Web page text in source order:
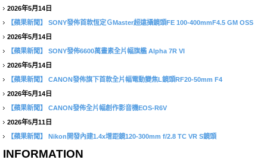
2026年5月14日
【蘋果新聞】
SONY發佈首款恆定ＧMaster超遠攝鏡頭FE 100-400mmF4.5 GM OSS
2026年5月14日
【蘋果新聞】
SONY發佈6600萬畫素全片幅旗艦 Alpha 7R VI
2026年5月14日
【蘋果新聞】
CANON發佈旗下首款全片幅電動變焦L鏡頭RF20-50mm F4
2026年5月14日
【蘋果新聞】
CANON發佈全片幅創作影音機EOS-R6V
2026年5月11日
【蘋果新聞】
Nikon開發內建1.4x增距鏡120-300mm f/2.8 TC VR S鏡頭
INFORMATION